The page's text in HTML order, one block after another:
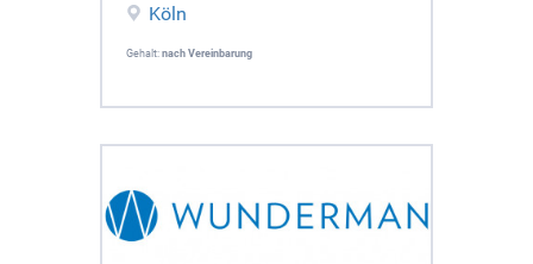
Köln
Gehalt: nach Vereinbarung